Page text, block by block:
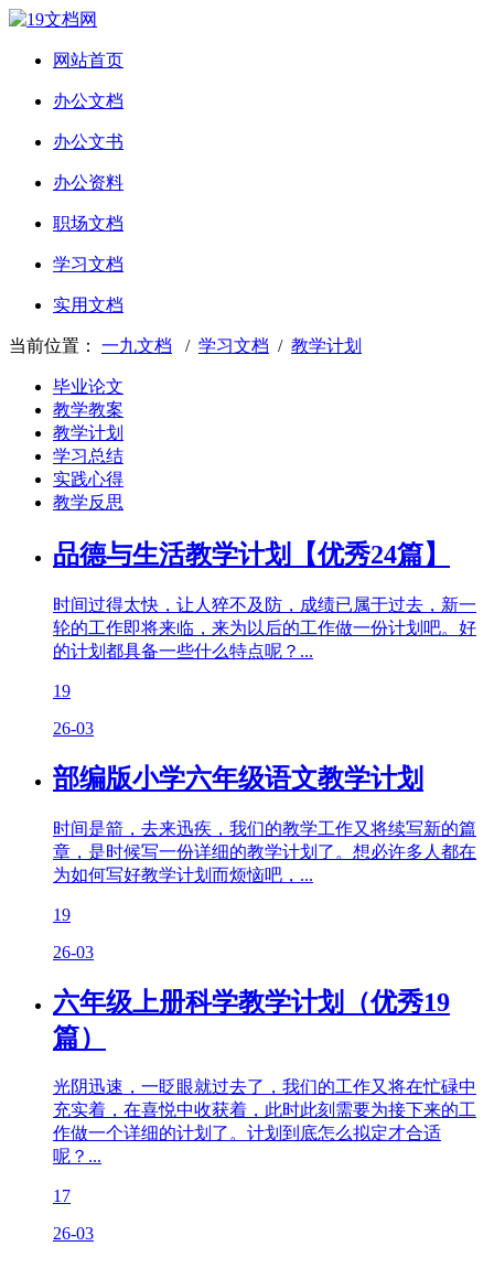
网站首页
办公文档
办公文书
办公资料
职场文档
学习文档
实用文档
当前位置： 一九文档 / 学习文档 / 教学计划
毕业论文
教学教案
教学计划
学习总结
实践心得
教学反思
品德与生活教学计划【优秀24篇】
时间过得太快，让人猝不及防，成绩已属于过去，新一
轮的工作即将来临，来为以后的工作做一份计划吧。好
的计划都具备一些什么特点呢？...
19
26-03
部编版小学六年级语文教学计划
时间是箭，去来迅疾，我们的教学工作又将续写新的篇
章，是时候写一份详细的教学计划了。想必许多人都在
为如何写好教学计划而烦恼吧，...
19
26-03
六年级上册科学教学计划（优秀19
篇）
光阴迅速，一眨眼就过去了，我们的工作又将在忙碌中
充实着，在喜悦中收获着，此时此刻需要为接下来的工
作做一个详细的计划了。计划到底怎么拟定才合适
呢？...
17
26-03